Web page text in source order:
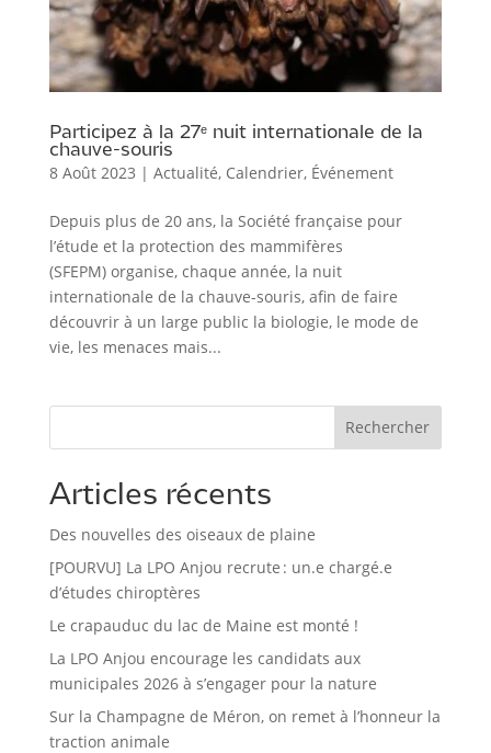
Participez à la 27ᵉ nuit internationale de la
chauve-souris
8 Août 2023 | Actualité, Calendrier, Événement
Depuis plus de 20 ans, la Société française pour
l’étude et la protection des mammifères
(SFEPM) organise, chaque année, la nuit
internationale de la chauve-souris, afin de faire
découvrir à un large public la biologie, le mode de
vie, les menaces mais...
Rechercher
Articles récents
Des nouvelles des oiseaux de plaine
[POURVU] La LPO Anjou recrute : un.e chargé.e
d’études chiroptères
Le crapauduc du lac de Maine est monté !
La LPO Anjou encourage les candidats aux
municipales 2026 à s’engager pour la nature
Sur la Champagne de Méron, on remet à l’honneur la
traction animale